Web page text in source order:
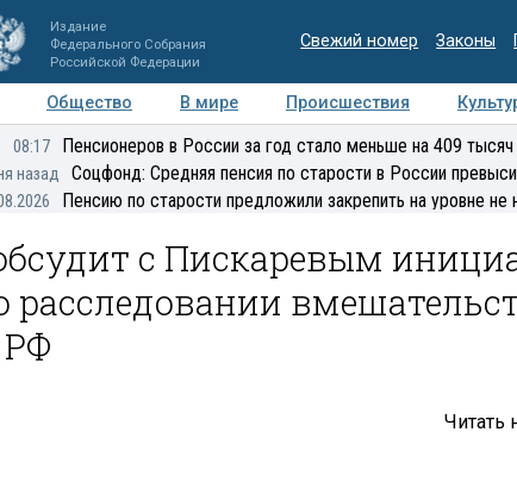
Издание
Федерального Собрания
Российской Федерации
Свежий номер Законы
Общество В мире Происшествия
Мнения Регионы Медиацентр Интервью
08:17 Пенсионеров в России за год стало меньше на 409 тысяч
назад Соцфонд: Средняя пенсия по старости в России
Пенсию по старости предложили закрепить на уровне не
с Пискаревым
расследовании
Читать